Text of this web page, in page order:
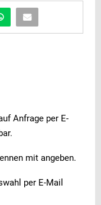
Anfrage per E-
mit angeben.
per E-Mail